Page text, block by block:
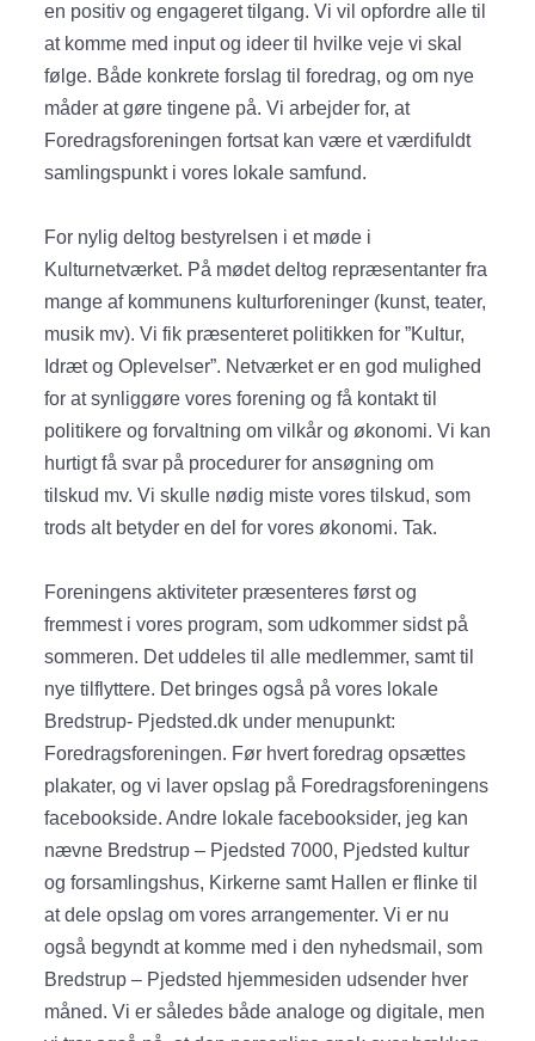
en positiv og engageret tilgang. Vi vil opfordre alle til
at komme med input og ideer til hvilke veje vi skal
følge. Både konkrete forslag til foredrag, og om nye
måder at gøre tingene på. Vi arbejder for, at
Foredragsforeningen fortsat kan være et værdifuldt
samlingspunkt i vores lokale samfund.
For nylig deltog bestyrelsen i et møde i
Kulturnetværket. På mødet deltog repræsentanter fra
mange af kommunens kulturforeninger (kunst, teater,
musik mv). Vi fik præsenteret politikken for ”Kultur,
Idræt og Oplevelser”. Netværket er en god mulighed
for at synliggøre vores forening og få kontakt til
politikere og forvaltning om vilkår og økonomi. Vi kan
hurtigt få svar på procedurer for ansøgning om
tilskud mv. Vi skulle nødig miste vores tilskud, som
trods alt betyder en del for vores økonomi. Tak.
Foreningens aktiviteter præsenteres først og
fremmest i vores program, som udkommer sidst på
sommeren. Det uddeles til alle medlemmer, samt til
nye tilflyttere. Det bringes også på vores lokale
Bredstrup- Pjedsted.dk under menupunkt:
Foredragsforeningen. Før hvert foredrag opsættes
plakater, og vi laver opslag på Foredragsforeningens
facebookside. Andre lokale facebooksider, jeg kan
nævne Bredstrup – Pjedsted 7000, Pjedsted kultur
og forsamlingshus, Kirkerne samt Hallen er flinke til
at dele opslag om vores arrangementer. Vi er nu
også begyndt at komme med i den nyhedsmail, som
Bredstrup – Pjedsted hjemmesiden udsender hver
måned. Vi er således både analoge og digitale, men